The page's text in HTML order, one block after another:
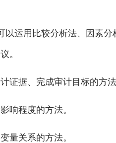
运用比较分析法、因素分
。
据、完成审计目标的方法
响程度的方法。
量关系的方法。